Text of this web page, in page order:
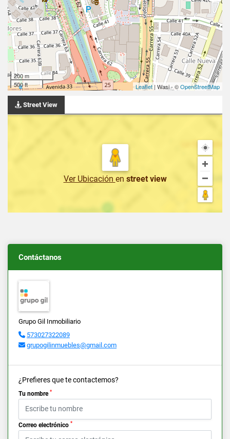
200 m
500 ft
Leaflet| Wasi - ©OpenStreetMap
Street View
Ver Ubicación en street view
Contáctanos
Grupo Gil Inmobiliario
573027322089
grupogilinmuebles@gmail.com
¿Prefieres que te contactemos?
Tu nombre *
Correo electrónico *